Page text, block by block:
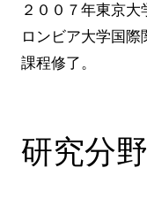
２００７年東京
ロンビア大学国
課程修了。
研究分